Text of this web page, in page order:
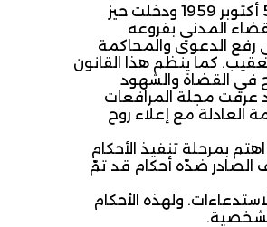
صدرت مجلة المرافعات المدنية والتجارية بموجب القانون عدد 130 لسنة 1959 المؤرخ في 5 أكتوبر 1959 ودخلت حيز
في القضاء المدني بفروعه
رفع الدعوى والمحاكمة
كما ينظم هذا القانون
في القضاة والشهود
عرفت مجلة المرافعات
العادلة مع إعلاء روح
ورد بالقانون عدد 82 لسنة 2002 المؤرخ في 3 أوت 2002 والذي اهتم بمرحلة تنفيذ الأحكام
الصادر ضدّه أحكام قد تمّ
ولهذه الأحكام